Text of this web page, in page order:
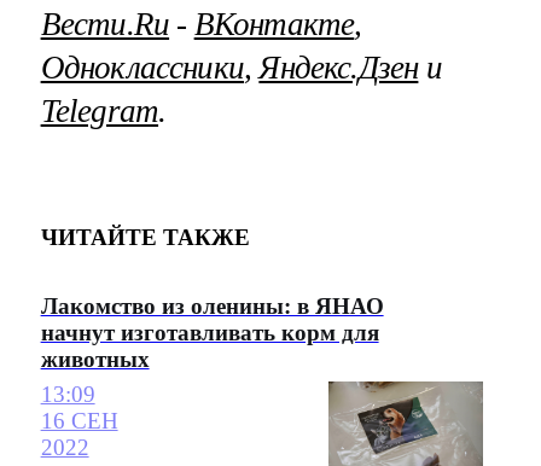
Вести.Ru ‐ ВКонтакте,
Одноклассники,Яндекс.Дзени
Telegram.
ЧИТАЙТЕ ТАКЖЕ
Лакомство из оленины: в ЯНАО
начнут изготавливать корм для
животных
13:09
16 СЕН
2022